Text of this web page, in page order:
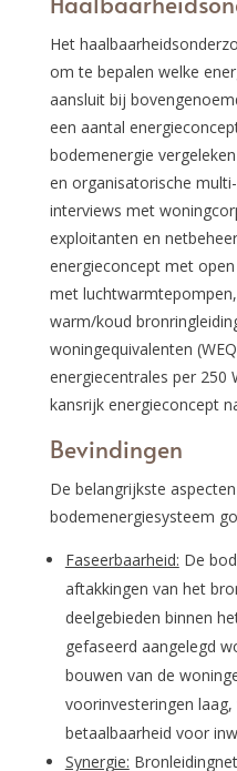
Het
om te bepalen welke
aansluit bij
een aantal
bodemenergie
en organisatorische
interviews met
exploitanten en
energieconcept met
met
warm/koud
woningequivalenten
energiecentrales per 250
kansrijk energieconcept
Bevindingen
De belangrijkste
bodemenergiesysteem
Faseerbaarheid: De
aftakkingen van het
deelgebieden binnen
gefaseerd aangelegd
bouwen van de
voorinvesteringen
betaalbaarheid voor
Synergie: